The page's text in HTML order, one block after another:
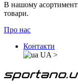
В нашому
товари.
Про нас
Контакти
UA >